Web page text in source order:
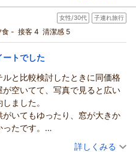
るようなメニューを取り揃え
使用した納豆など、北海道ら
ご用意しております。
ジとなる朝食を目いっぱい
いでございます。
けるホテルを目指し､
い中ご宿泊の感想をお寄せいた
」とのお褒めの言葉をいただ
迅速かつ丁寧な対応と、お客
づくりが、ご期待に沿う形と
原動力でございます。
れたサービスでお客様をお迎
もてなしの向上に努めてまい
ンドホテル帯広駅前をご愛顧
行)
人旅】悩んだらこれ！！ベーシック
食事なし
あたり/税込)
信
ドホテル帯広駅前をご利用い
す。
みになるクチコミをお寄せい
し上げます。
、お部屋のクオリティにご満
女性/30代 子連れ旅行
食 - 接客 4 清潔感 5
ートでした
と比較検討したときに同価格
空いてて、写真で見ると広い
ました。
いてもゆったり、窓が大きか
たです。
がらは見られないので、ソフ
（投稿日：2026/07/28）
詳しくみる